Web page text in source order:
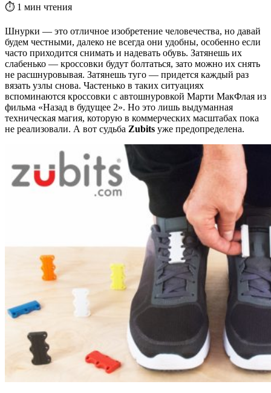
⏱ 1 мин чтения
Шнурки — это отличное изобретение человечества, но давай
будем честными, далеко не всегда они удобны, особенно если
часто приходится снимать и надевать обувь. Затянешь их
слабенько — кроссовки будут болтаться, зато можно их снять
не расшнуровывая. Затянешь туго — придется каждый раз
вязать узлы снова. Частенько в таких ситуациях
вспоминаются кроссовки с автошнуровкой Марти МакФлая из
фильма «Назад в будущее 2». Но это лишь выдуманная
техническая магия, которую в коммерческих масштабах пока
не реализовали. А вот судьба Zubits уже предопределена.